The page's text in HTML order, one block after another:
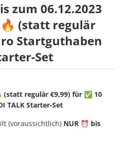
zum 06.12.2023
🔥 (statt regulär
Startguthaben
Set
(statt regulär €9,99) für ✅ 10
TALK Starter-Set
(voraussichtlich) NUR ⏰ bis